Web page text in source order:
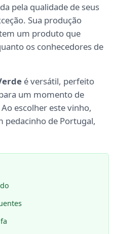
pela qualidade de seus
Sua produção
um produto que
os conhecedores de
é versátil, perfeito
um momento de
escolher este vinho,
pedacinho de Portugal,